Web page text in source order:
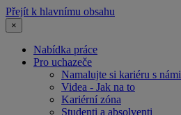
Přejít k hlavnímu obsahu
×
Nabídka práce
Pro uchazeče
Namalujte si kariéru s námi
Videa - Jak na to
Kariérní zóna
Studenti a absolventi